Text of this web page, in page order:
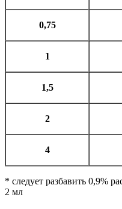
0,75
1
1,5
2
4
* следует разбавить 0,9%
2 мл